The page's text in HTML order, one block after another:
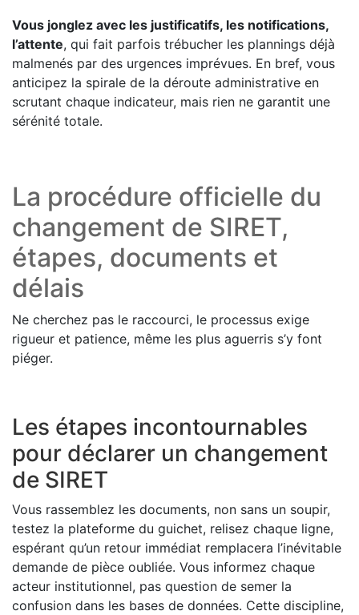
Vous jonglez avec les justificatifs, les notifications,
l’attente, qui fait parfois trébucher les plannings déjà
malmenés par des urgences imprévues. En bref, vous
anticipez la spirale de la déroute administrative en
scrutant chaque indicateur, mais rien ne garantit une
sérénité totale.
La procédure officielle du
changement de SIRET,
étapes, documents et
délais
Ne cherchez pas le raccourci, le processus exige
rigueur et patience, même les plus aguerris s’y font
piéger.
Les étapes incontournables
pour déclarer un changement
de SIRET
Vous rassemblez les documents, non sans un soupir,
testez la plateforme du guichet, relisez chaque ligne,
espérant qu’un retour immédiat remplacera l’inévitable
demande de pièce oubliée. Vous informez chaque
acteur institutionnel, pas question de semer la
confusion dans les bases de données. Cette discipline,